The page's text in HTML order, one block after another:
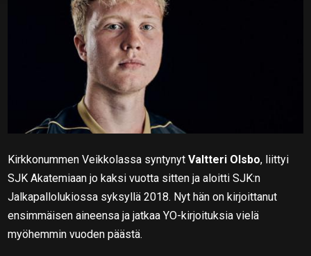
Kirkkonummen Veikkolassa syntynytValtteri Olsbo, liittyi
SJK Akatemiaan jo kaksi vuotta sitten ja aloitti SJK:n
Jalkapallolukiossa syksyllä 2018. Nyt hän on kirjoittanut
ensimmäisen aineensa ja jatkaa YO-kirjoituksia vielä
myöhemmin vuoden päästä.